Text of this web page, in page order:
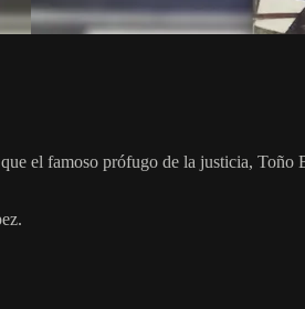
el famoso prófugo de la justicia,